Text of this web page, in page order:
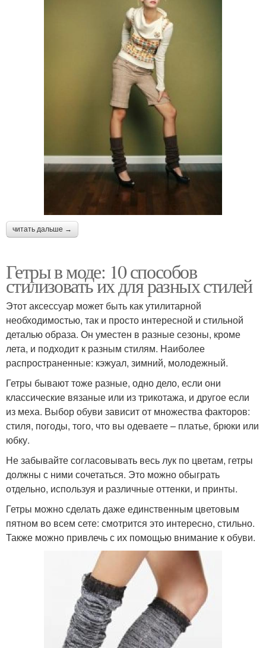
читать дальше →
Гетры в моде: 10 способов
стилизовать их для разных стилей
Этот аксессуар может быть как утилитарной
необходимостью, так и просто интересной и стильной
деталью образа. Он уместен в разные сезоны, кроме
лета, и подходит к разным стилям. Наиболее
распространенные: кэжуал, зимний, молодежный.
Гетры бывают тоже разные, одно дело, если они
классические вязаные или из трикотажа, и другое если
из меха. Выбор обуви зависит от множества факторов:
стиля, погоды, того, что вы одеваете – платье, брюки или
юбку.
Не забывайте согласовывать весь лук по цветам, гетры
должны с ними сочетаться. Это можно обыграть
отдельно, используя и различные оттенки, и принты.
Гетры можно сделать даже единственным цветовым
пятном во всем сете: смотрится это интересно, стильно.
Также можно привлечь с их помощью внимание к обуви.